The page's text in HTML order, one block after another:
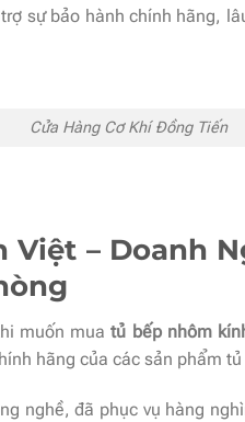
sự bảo hành chính hãng,
Cửa Hàng Cơ Khí Đồng Tiến
Việt – Doanh
muốn muatủ bếp nhôm
hãng của các sản phẩm tủ
nghề, đã phục vụ hàng